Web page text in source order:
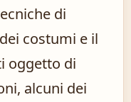
di
costumi e il
oggetto di
alcuni dei